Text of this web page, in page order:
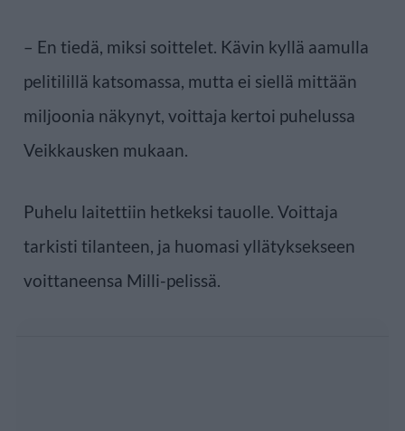
– En tiedä, miksi soittelet. Kävin kyllä aamulla
pelitilillä katsomassa, mutta ei siellä mittään
miljoonia näkynyt, voittaja kertoi puhelussa
Veikkausken mukaan.
Puhelu laitettiin hetkeksi tauolle. Voittaja
tarkisti tilanteen, ja huomasi yllätyksekseen
voittaneensa Milli-pelissä.